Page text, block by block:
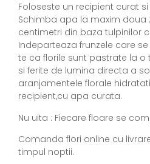
Foloseste un recipient curat
Schimba apa la maxim doua
centimetri din baza tulpinilor
Indeparteaza frunzele care
te ca florile sunt pastrate la
si ferite de lumina directa a
aranjamentele florale
recipient,cu apa curata.
Nu uita : Fiecare floare se
Comanda flori online cu
timpul noptii.